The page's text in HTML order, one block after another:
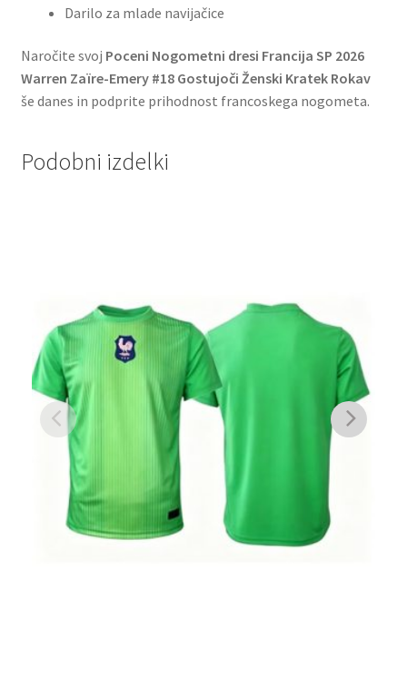
Darilo za mlade navijačice
Naročite svoj Poceni Nogometni dresi Francija SP 2026
Warren Zaïre-Emery #18 Gostujoči Ženski Kratek Rokav
še danes in podprite prihodnost francoskega nogometa.
Podobni izdelki